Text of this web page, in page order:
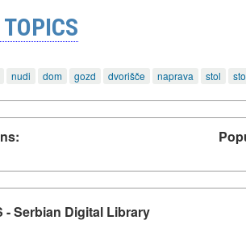
nudi dom gozd dvorišče naprava stol
- Serbian Digital Library